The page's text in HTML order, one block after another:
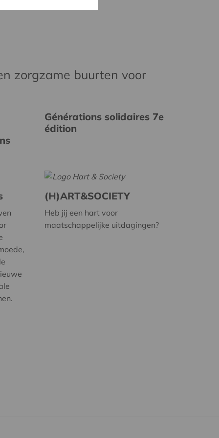
zorgzame buurten voor
Générations solidaires 7e
édition
(H)ART&SOCIETY
Heb jij een hart voor
maatschappelijke uitdagingen?